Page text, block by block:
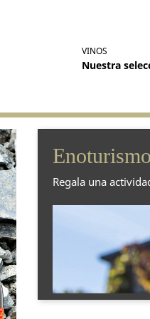
VINOS
Nuestra
Enoturismo
Regala una